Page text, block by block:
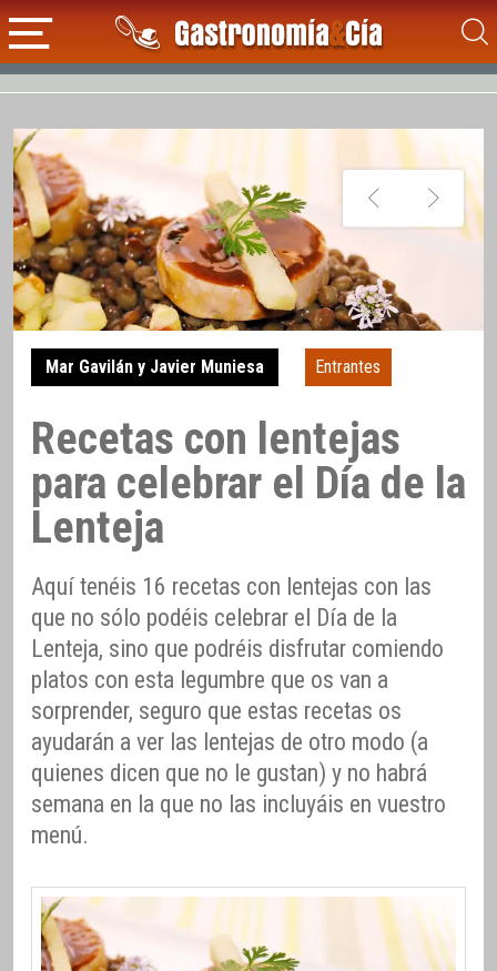
Mar Gavilán y Javier Muniesa Entrantes
Recetas con lentejas
para celebrar el Día de la
Lenteja
Aquí tenéis 16 recetas con lentejas con las
que no sólo podéis celebrar el Día de la
Lenteja, sino que podréis disfrutar comiendo
platos con esta legumbre que os van a
sorprender, seguro que estas recetas os
ayudarán a ver las lentejas de otro modo (a
quienes dicen que no le gustan) y no habrá
semana en la que no las incluyáis en vuestro
menú.